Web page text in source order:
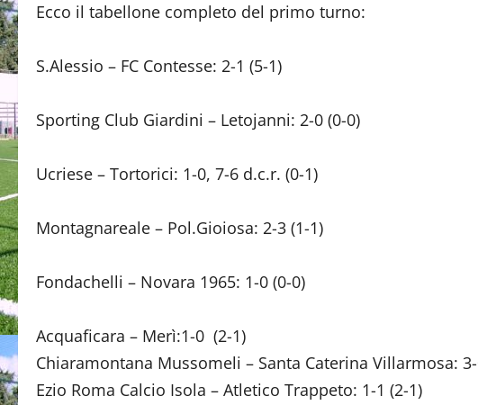
Ecco il tabellone completo del primo turno:
S.Alessio – FC Contesse: 2-1 (5-1)
Sporting Club Giardini – Letojanni: 2-0 (0-0)
Ucriese – Tortorici: 1-0, 7-6 d.c.r. (0-1)
Montagnareale – Pol.Gioiosa: 2-3 (1-1)
Fondachelli – Novara 1965: 1-0 (0-0)
Acquaficara – Merì:1-0 (2-1)
Chiaramontana Mussomeli – Santa Caterina Villarmosa:
Ezio Roma Calcio Isola – Atletico Trappeto: 1-1 (2-1)